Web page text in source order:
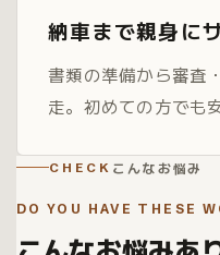
納車まで親身に
書類の準備から審査
走。初めての方でも
CHECK こんなお悩み
DO YOU HAVE THESE